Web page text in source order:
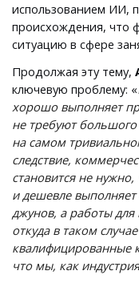
использованием ИИ,
происхождения, что
ситуацию в сфере
Продолжая эту тему,
ключевую проблему: «
хорошо выполняет
не требуют
на самом
следствие,
становится не нужно,
и дешевле выполняет
джунов, а работы
откуда в таком
квалифицированные
что мы, как